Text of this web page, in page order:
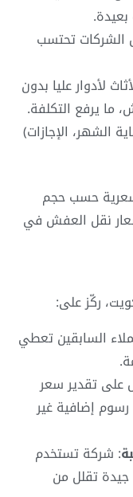
تحتسب
لأدوار عليا بدون
ما يرفع التكلفة.
الشهر، الإجازات)
حسب حجم
نقل العفش في
ركّز على:
السابقين تعطي
على تقدير سعر
إضافية غير
: شركة تستخدم
تقلل من